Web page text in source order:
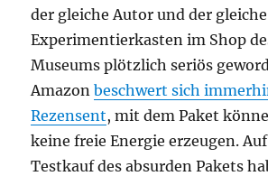
der gleiche Autor und der
Experimentierkasten im Shop
Museums plötzlich seriös
Amazonbeschwert sich
Rezensent, mit dem Paket
keine freie Energie erzeugen.
Testkauf des absurden Pakets